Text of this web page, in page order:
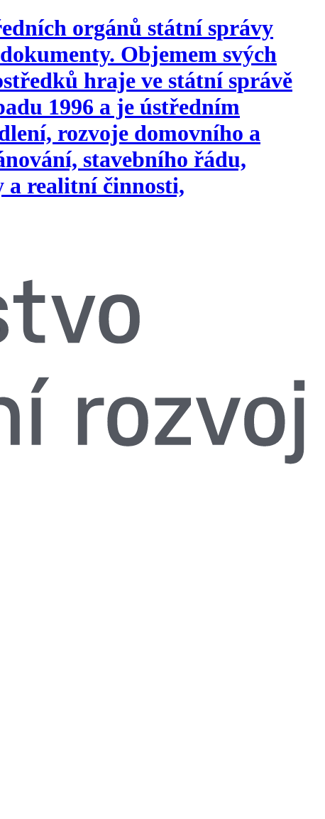
orgánů státní správy
Objemem svých
hraje ve státní správě
1996 a je ústředním
rozvoje domovního a
stavebního řádu,
a realitní činnosti,